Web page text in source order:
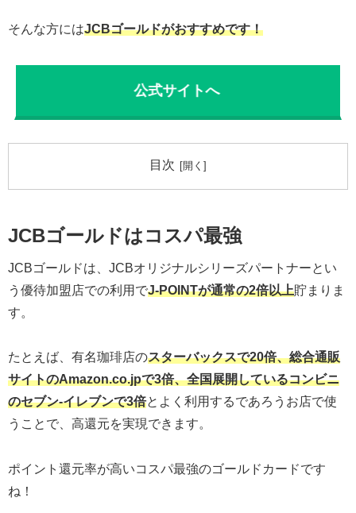
そんな方にはJCBゴールドがおすすめです！
公式サイトへ
目次
JCBゴールドはコスパ最強
JCBゴールドは、JCBオリジナルシリーズパートナーとい
う優待加盟店での利用でJ-POINTが通常の2倍以上貯まりま
す。
たとえば、有名珈琲店のスターバックスで20倍、総合通販
サイトのAmazon.co.jpで3倍、全国展開しているコンビニ
のセブン-イレブンで3倍とよく利用するであろうお店で使
うことで、高還元を実現できます。
ポイント還元率が高いコスパ最強のゴールドカードです
ね！